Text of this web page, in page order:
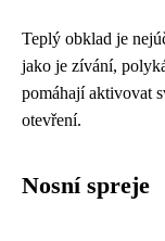
Teplý obklad je
jako je zívání,
pomáhají aktivovat
otevření.
Nosní spreje